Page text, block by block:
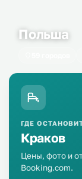
Польша
ГДЕ
Краков
Цены, фото и
Booking.com.